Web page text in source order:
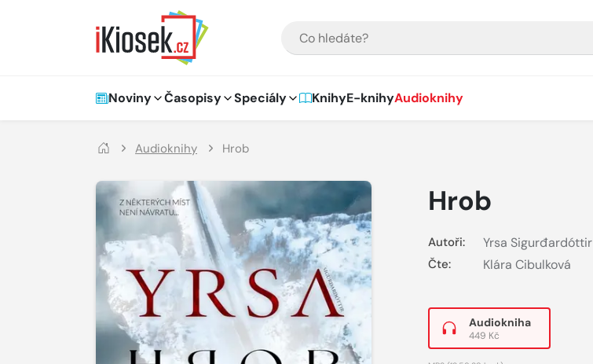
Hlavní navigace
Noviny Časopisy Speciály KnihyE-knihyAudioknihy
Audioknihy Hrob
Hrob
Autoři: Yrsa Sigurđardóttir
Čte: Klára Cibulková
Audiokniha
449 Kč